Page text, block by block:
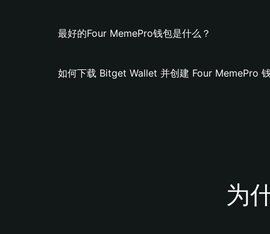
最好的Four MemePro钱包是什么？
如何下载 Bitget Wallet 并创建 Four MemePro
为